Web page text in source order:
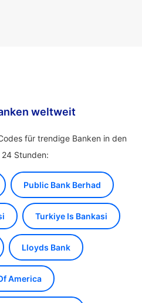
weltweit
für trendige Banken in den
Stunden:
Public Bank Berhad
Turkiye Is Bankasi
Lloyds Bank
America